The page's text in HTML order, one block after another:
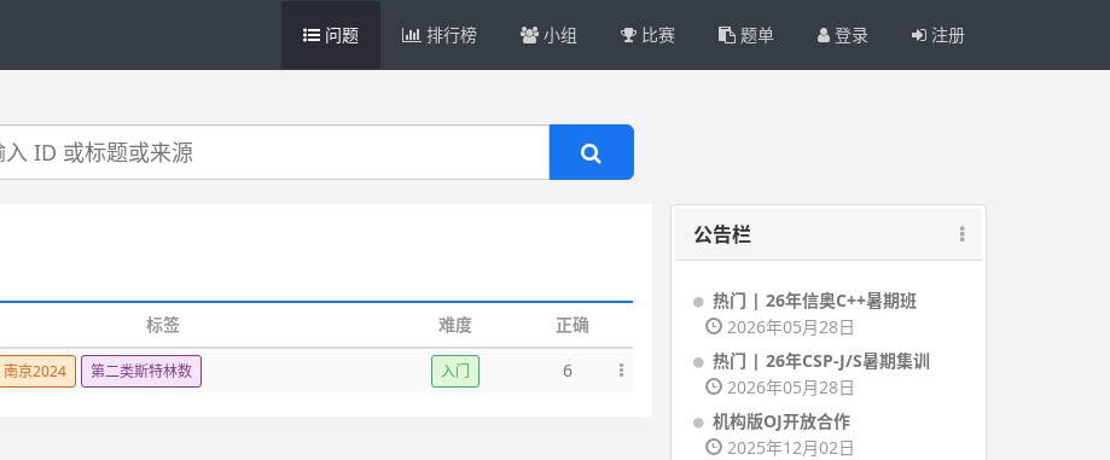
问题 排行榜 小组 比赛 题单 登录 注册
标签 难度
正确
南京2024 第二类斯特林数 入门 6
公告栏
热门 | 26年信奥C++暑期班
2026年05月28日
热门 | 26年CSP-J/S暑期集训
2026年05月28日
机构版OJ开放合作
2025年12月02日